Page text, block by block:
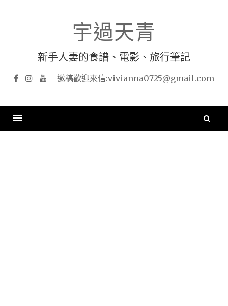
宇過天青
新手人妻的食譜、電影、旅行筆記
FacebookInstagramYouTube